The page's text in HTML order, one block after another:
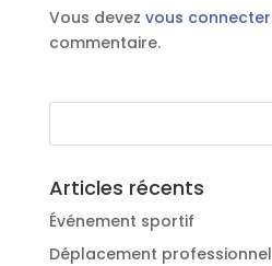
Vous devez vous connecter
commentaire.
Articles récents
Événement sportif
Déplacement professionnel